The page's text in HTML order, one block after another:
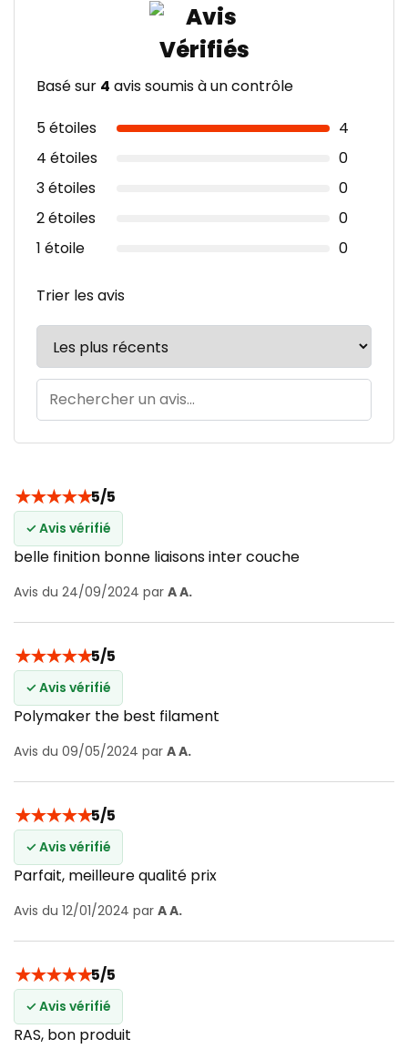
Basé sur 4 avis soumis à un contrôle
5 étoiles
4
4 étoiles
0
3 étoiles
0
2 étoiles
0
1 étoile
0
Trier les avis
★★★★★5/5
✓ Avis vérifié
belle finition bonne liaisons inter couche
Avis du 24/09/2024 par A A.
★★★★★5/5
✓ Avis vérifié
Polymaker the best filament
Avis du 09/05/2024 par A A.
★★★★★5/5
✓ Avis vérifié
Parfait, meilleure qualité prix
Avis du 12/01/2024 par A A.
★★★★★5/5
✓ Avis vérifié
RAS, bon produit